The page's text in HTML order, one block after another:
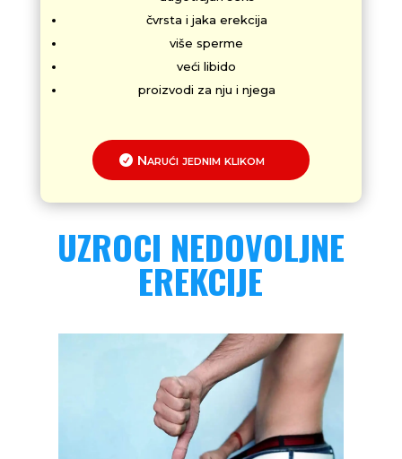
čvrsta i jaka erekcija
više sperme
veći libido
proizvodi za nju i njega
Narući jednim klikom
UZROCI NEDOVOLJNE
EREKCIJE